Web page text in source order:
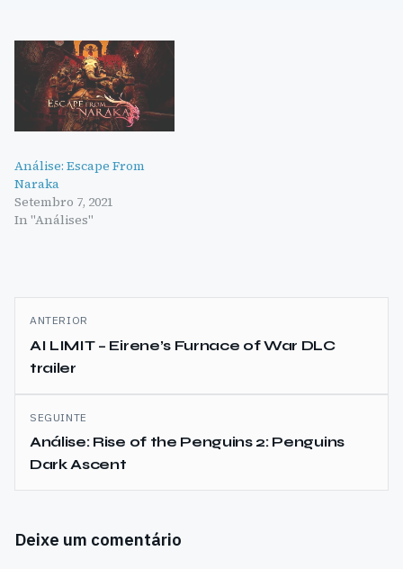
Análise: Escape From
Naraka
Setembro 7, 2021
In "Análises"
Navegação
de
artigos
ANTERIOR
AI LIMIT – Eirene’s Furnace of War DLC
trailer
SEGUINTE
Análise: Rise of the Penguins 2: Penguins
Dark Ascent
Deixe um comentário